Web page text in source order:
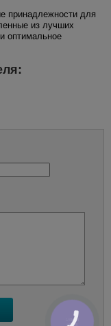
принадлежности для
из лучших
оптимальное
КНОПКА
ЗВ'ЯЗКУ